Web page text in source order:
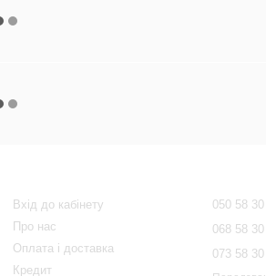
Вхід до кабінету
Про нас
Оплата і доставка
Кредит
050 58
068 58
073 58